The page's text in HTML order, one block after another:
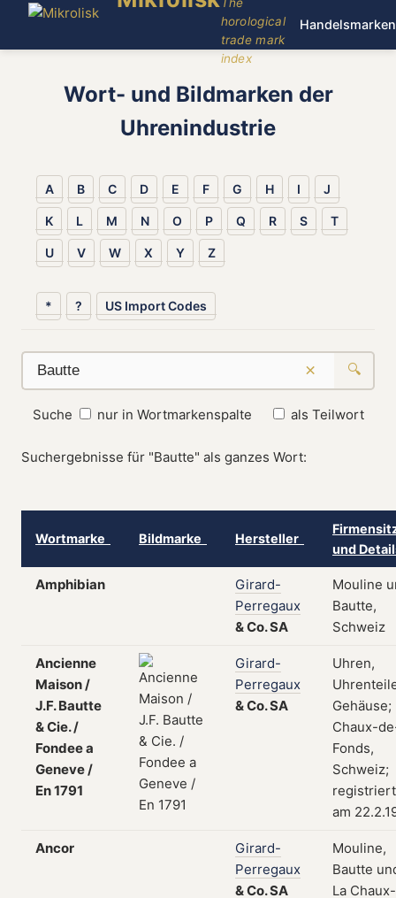
horological
trade mark
index
Handelsmarken
Wort- und Bildmarken der
Uhrenindustrie
A B C D E F G H I J
K L M N O P Q R S T
U V W X Y Z
* ? US Import Codes
× 🔍
Suche nur in Wortmarkenspalte als Teilwort
Suchergebnisse für "Bautte" als ganzes Wort:
Wortmarke Bildmarke Hersteller
und
Amphibian
Girard-
Perregaux
&Co.SA
Mouline
Bautte,
Schweiz
Ancienne
Maison /
J.F. Bautte
& Cie. /
Fondee a
Geneve /
En 1791
Girard-
Perregaux
&Co.SA
Uhren,
Gehäuse;
Chaux-
Fonds,
Schweiz;
registriert
am
Ancor
Girard-
Perregaux
&Co.SA
Mouline,
Bautte
La Chaux-